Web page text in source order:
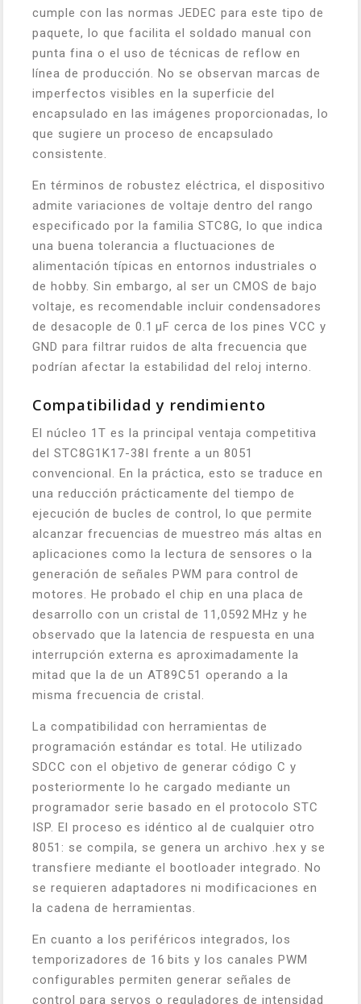
cumple con las normas JEDEC para este tipo de
paquete, lo que facilita el soldado manual con
punta fina o el uso de técnicas de reflow en
línea de producción. No se observan marcas de
imperfectos visibles en la superficie del
encapsulado en las imágenes proporcionadas, lo
que sugiere un proceso de encapsulado
consistente.
En términos de robustez eléctrica, el dispositivo
admite variaciones de voltaje dentro del rango
especificado por la familia STC8G, lo que indica
una buena tolerancia a fluctuaciones de
alimentación típicas en entornos industriales o
de hobby. Sin embargo, al ser un CMOS de bajo
voltaje, es recomendable incluir condensadores
de desacople de 0.1 µF cerca de los pines VCC y
GND para filtrar ruidos de alta frecuencia que
podrían afectar la estabilidad del reloj interno.
Compatibilidad y rendimiento
El núcleo 1T es la principal ventaja competitiva
del STC8G1K17-38I frente a un 8051
convencional. En la práctica, esto se traduce en
una reducción prácticamente del tiempo de
ejecución de bucles de control, lo que permite
alcanzar frecuencias de muestreo más altas en
aplicaciones como la lectura de sensores o la
generación de señales PWM para control de
motores. He probado el chip en una placa de
desarrollo con un cristal de 11,0592 MHz y he
observado que la latencia de respuesta en una
interrupción externa es aproximadamente la
mitad que la de un AT89C51 operando a la
misma frecuencia de cristal.
La compatibilidad con herramientas de
programación estándar es total. He utilizado
SDCC con el objetivo de generar código C y
posteriormente lo he cargado mediante un
programador serie basado en el protocolo STC
ISP. El proceso es idéntico al de cualquier otro
8051: se compila, se genera un archivo .hex y se
transfiere mediante el bootloader integrado. No
se requieren adaptadores ni modificaciones en
la cadena de herramientas.
En cuanto a los periféricos integrados, los
temporizadores de 16 bits y los canales PWM
configurables permiten generar señales de
control para servos o reguladores de intensidad